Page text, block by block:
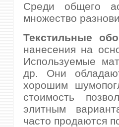
Среди общего
множество
Текстильные
нанесения на
Используемые
др. Они
хорошим
стоимость
элитным
часто продаются